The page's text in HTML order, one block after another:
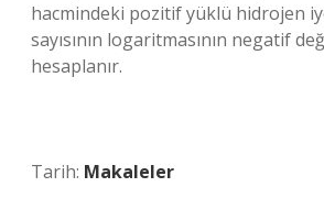
hacmindeki pozitif yüklü hidrojen
sayısının logaritmasının negatif
hesaplanır.
Tarih: Makaleler